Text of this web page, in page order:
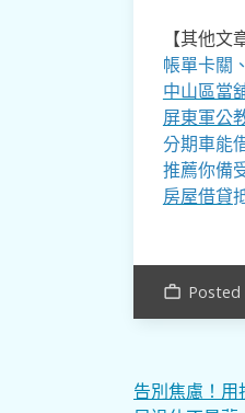
【其他文
帳單卡關
中山區當
屏東軍公
分期車能
推薦你備
房屋借貸
work_outline Posted
文
告別焦慮！